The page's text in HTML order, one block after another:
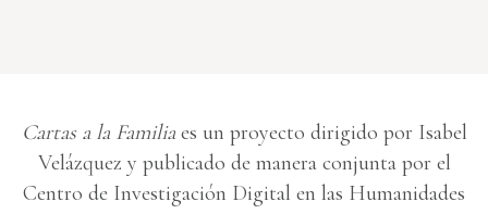
Cartas a la Familiaes un proyecto dirigido por Isabel
Velázquez y publicado de manera conjunta por el
Centro de Investigación Digital en las Humanidades